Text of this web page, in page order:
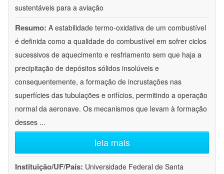
sustentáveis para a aviação
Resumo: A estabilidade termo-oxidativa de um combustível
é definida como a qualidade do combustível em sofrer ciclos
sucessivos de aquecimento e resfriamento sem que haja a
precipitação de depósitos sólidos insolúveis e
consequentemente, a formação de incrustações nas
superfícies das tubulações e orifícios, permitindo a operação
normal da aeronave. Os mecanismos que levam à formação
desses ...
leia mais
Instituição/UF/País: Universidade Federal de Santa